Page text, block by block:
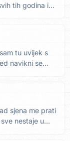
tih godina i...
tu uvijek s
navikni se...
sjena me prati
nestaje u